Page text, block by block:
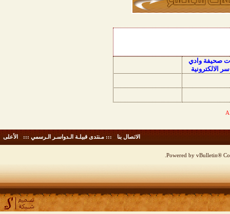
صحيفة وادي
الالكترونية
الاتصال بنا - ::: مـنتدى قبيلـة الـدواسـر الـرسمي ::: - الأعلى
Powered by vBulletin®